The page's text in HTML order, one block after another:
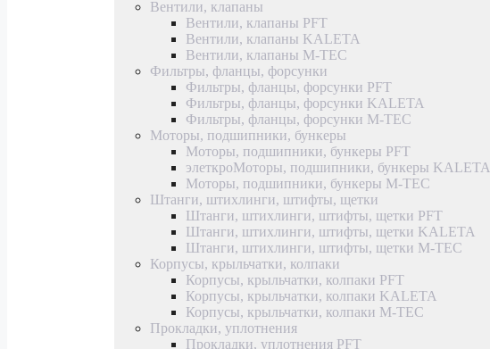
Вентили, клапаны
Вентили, клапаны PFT
Вентили, клапаны KALETA
Вентили, клапаны M-TEC
Фильтры, фланцы, форсунки
Фильтры, фланцы, форсунки PFT
Фильтры, фланцы, форсунки KALETA
Фильтры, фланцы, форсунки M-TEC
Моторы, подшипники, бункеры
Моторы, подшипники, бункеры PFT
элеткроМоторы, подшипники, бункеры KALETA
Моторы, подшипники, бункеры M-TEC
Штанги, штихлинги, штифты, щетки
Штанги, штихлинги, штифты, щетки PFT
Штанги, штихлинги, штифты, щетки KALETA
Штанги, штихлинги, штифты, щетки M-TEC
Корпусы, крыльчатки, колпаки
Корпусы, крыльчатки, колпаки PFT
Корпусы, крыльчатки, колпаки KALETA
Корпусы, крыльчатки, колпаки M-TEC
Прокладки, уплотнения
Прокладки, уплотнения PFT